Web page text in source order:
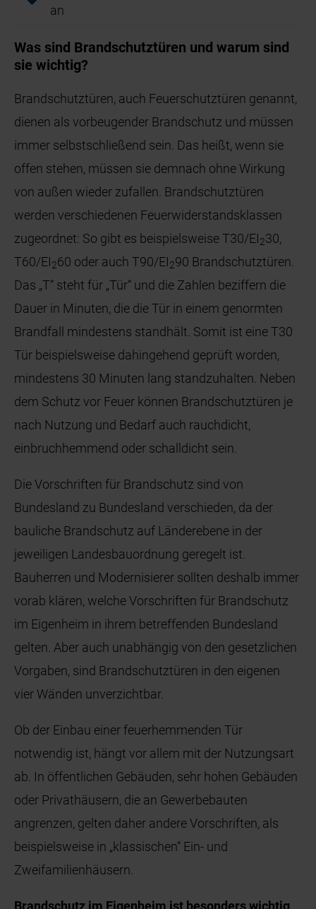
an
Was sind Brandschutztüren und warum sind
sie wichtig?
Brandschutztüren, auch Feuerschutztüren genannt,
dienen als vorbeugender Brandschutz und müssen
immer selbstschließend sein. Das heißt, wenn sie
offen stehen, müssen sie demnach ohne Wirkung
von außen wieder zufallen. Brandschutztüren
werden verschiedenen Feuerwiderstandsklassen
zugeordnet: So gibt es beispielsweise T30/EI230,
T60/EI260 oder auch T90/EI290 Brandschutztüren.
Das „T“ steht für „Tür“ und die Zahlen beziffern die
Dauer in Minuten, die die Tür in einem genormten
Brandfall mindestens standhält. Somit ist eine T30
Tür beispielsweise dahingehend geprüft worden,
mindestens 30 Minuten lang standzuhalten. Neben
dem Schutz vor Feuer können Brandschutztüren je
nach Nutzung und Bedarf auch rauchdicht,
einbruchhemmend oder schalldicht sein.
Die Vorschriften für Brandschutz sind von
Bundesland zu Bundesland verschieden, da der
bauliche Brandschutz auf Länderebene in der
jeweiligen Landesbauordnung geregelt ist.
Bauherren und Modernisierer sollten deshalb immer
vorab klären, welche Vorschriften für Brandschutz
im Eigenheim in ihrem betreffenden Bundesland
gelten. Aber auch unabhängig von den gesetzlichen
Vorgaben, sind Brandschutztüren in den eigenen
vier Wänden unverzichtbar.
Ob der Einbau einer feuerhemmenden Tür
notwendig ist, hängt vor allem mit der Nutzungsart
ab. In öffentlichen Gebäuden, sehr hohen Gebäuden
oder Privathäusern, die an Gewerbebauten
angrenzen, gelten daher andere Vorschriften, als
beispielsweise in „klassischen“ Ein- und
Zweifamilienhäusern.
Brandschutz im Eigenheim ist besonders wichtig,